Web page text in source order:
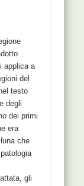
applica a
del
testo
degli
dei primi
era
che
gli